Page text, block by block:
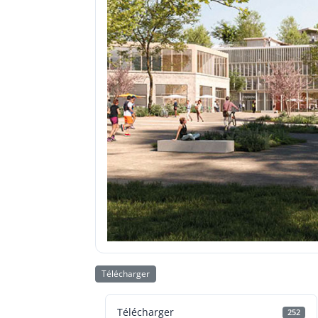
Télécharger
Télécharger 252